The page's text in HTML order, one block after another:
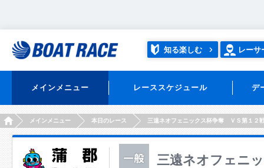
知る楽しむ レーサ
メインメニュー レーススケジュール デ
HOMEメインメニュー 本日のレース 三遠ネオフェニックス杯争奪 ＶＳ第１２
三遠ネオフェニ